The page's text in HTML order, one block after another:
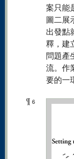
案只能
圖二展
出發點
釋，建
問題產
流。作
要的一
¶ 6